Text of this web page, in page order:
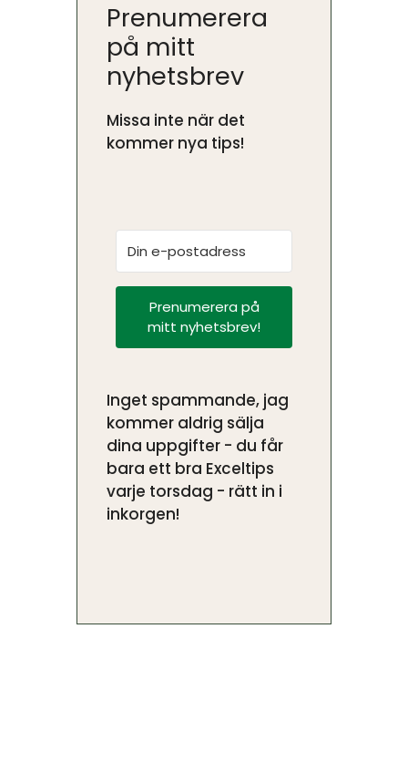
Prenumerera
på mitt
nyhetsbrev
Missa inte när det
kommer nya tips!
Prenumerera på
mitt nyhetsbrev!
Inget spammande, jag
kommer aldrig sälja
dina uppgifter - du får
bara ett bra Exceltips
varje torsdag - rätt in i
inkorgen!